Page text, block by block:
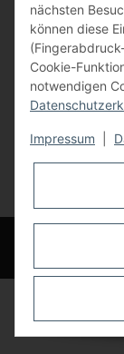
info@bauer-
Vertrag
* Alle Preise inkl.
© Bauer-
nächsten
können diese
Cookie-
notwendigen
Impressum